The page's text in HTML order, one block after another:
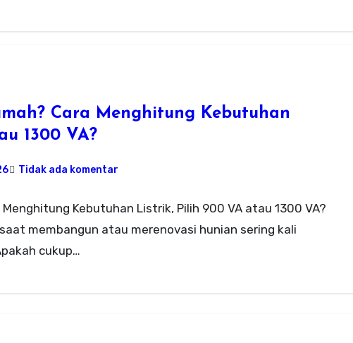
Cara Menghitung Kebutuhan
1300 VA?
Tidak ada komentar
Kebutuhan Listrik, Pilih 900 VA atau 1300 VA?
membangun atau merenovasi hunian sering kali
cukup…